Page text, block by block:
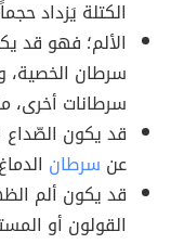
الكتلة يَزداد
الألم؛ فهو قد
سرطان الخصية،
سرطانات أخرى،
قد يكون الصّداع
عن سرطان
قد يكون ألم
القولون أو